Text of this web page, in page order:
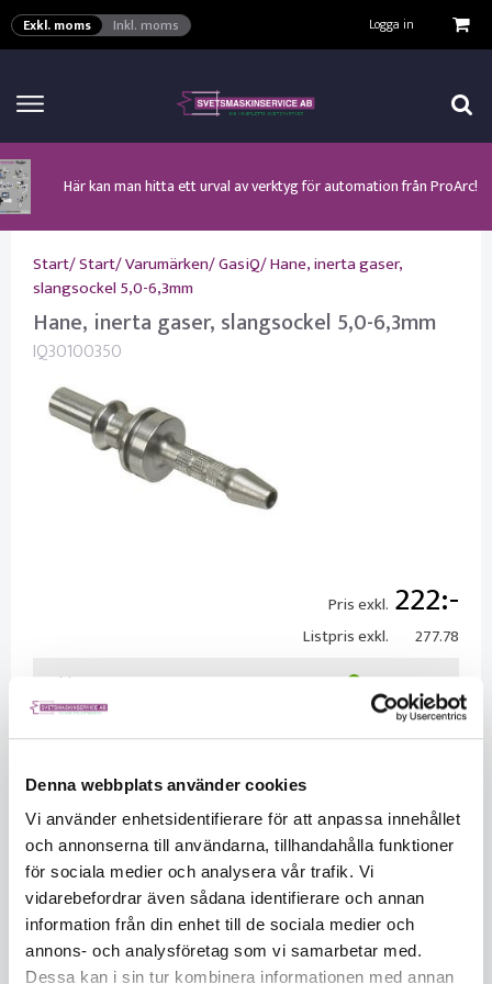
Denna webbplats använder cookies
Vi använder enhetsidentifierare för att anpassa innehållet
och annonserna till användarna, tillhandahålla funktioner
för sociala medier och analysera vår trafik. Vi
vidarebefordrar även sådana identifierare och annan
information från din enhet till de sociala medier och
annons- och analysföretag som vi samarbetar med.
Dessa kan i sin tur kombinera informationen med annan
Exkl. moms Inkl. moms Logga in
Klicka här för att se alla våra nuvarande kampanjer!
Här kan man hitta ett urval av verktyg för automation från ProArc!
Nyhet! Lägesställare, rullbockar och längdsvets från ProArc!
Nyhet! Tig-svets från Esab, Rogue ET 230iP AC/DC!
Nyhet! Tig-svets Minarc T 223 AC/DC från Kemppi!
Nyhet! Nya PAPR-enheten från ESAB EPR-X1.1!
Nyhet! MinarcMig 190 Auto och MinarcMig 220 Auto från Kemppi!
Start/Start/Varumärken/GasiQ/Hane, inerta gaser,
slangsockel 5,0-6,3mm
Hane, inerta gaser, slangsockel 5,0-6,3mm
IQ30100350
Pris exkl. 222
Listpris exkl.
277.78
Saldo
3
Säljs per
Ersättningsprodukt:
Länk
KÖP
VISA VARUKORGEN TILL KASSAN